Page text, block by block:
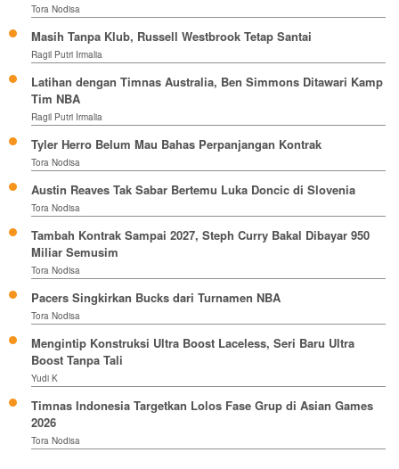
Tora Nodisa
Masih Tanpa Klub, Russell Westbrook Tetap Santai
Ragil Putri Irmalia
Latihan dengan Timnas Australia, Ben Simmons Ditawari Kamp
Tim NBA
Ragil Putri Irmalia
Tyler Herro Belum Mau Bahas Perpanjangan Kontrak
Tora Nodisa
Austin Reaves Tak Sabar Bertemu Luka Doncic di Slovenia
Tora Nodisa
Tambah Kontrak Sampai 2027, Steph Curry Bakal Dibayar 950
Miliar Semusim
Tora Nodisa
Pacers Singkirkan Bucks dari Turnamen NBA
Tora Nodisa
Mengintip Konstruksi Ultra Boost Laceless, Seri Baru Ultra
Boost Tanpa Tali
Yudi K
Timnas Indonesia Targetkan Lolos Fase Grup di Asian Games
2026
Tora Nodisa